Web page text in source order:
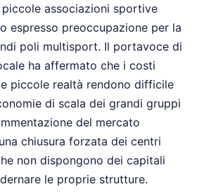
associazioni sportive
espresso preoccupazione per la
poli multisport. Il portavoce di
ha affermato che i costi
piccole realtà rendono difficile
di scala dei grandi gruppi
del mercato
chiusura forzata dei centri
non dispongono dei capitali
le proprie strutture.